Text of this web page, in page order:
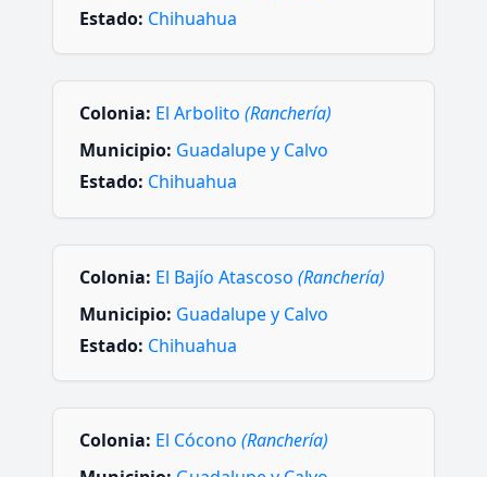
Estado: Chihuahua
Colonia: El Arbolito (Ranchería)
Municipio: Guadalupe y Calvo
Estado: Chihuahua
Colonia: El Bajío Atascoso (Ranchería)
Municipio: Guadalupe y Calvo
Estado: Chihuahua
Colonia: El Cócono (Ranchería)